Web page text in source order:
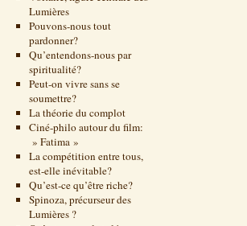
Lumières
Pouvons-nous tout
pardonner?
Qu’entendons-nous par
spiritualité?
Peut-on vivre sans se
soumettre?
La théorie du complot
Ciné-philo autour du film:
» Fatima »
La compétition entre tous,
est-elle inévitable?
Qu’est-ce qu’être riche?
Spinoza, précurseur des
Lumières ?